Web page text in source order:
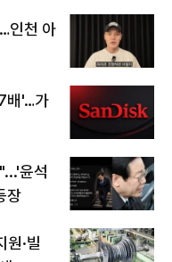
인천 아
배'…가
윤석
장
·빌